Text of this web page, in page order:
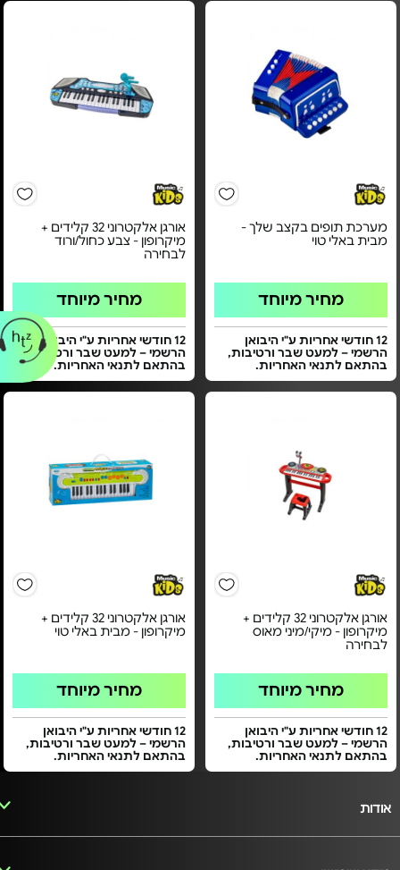
מערכת תופים בקצב שלך -
מבית באלי טוי
מחיר מיוחד
12 חודשי אחריות ע"י היבואן
הרשמי – למעט שבר ורטיבות,
בהתאם לתנאי האחריות.
אורגן אלקטרוני 32 קלידים +
מיקרופון - צבע כחול/ורוד
לבחירה
מחיר מיוחד
12 חודשי אחריות ע"י היבואן
הרשמי – למעט שבר ורטיבות,
בהתאם לתנאי האחריות.
אורגן אלקטרוני 32 קלידים +
מיקרופון - מיקי/מיני מאוס
לבחירה
מחיר מיוחד
12 חודשי אחריות ע"י היבואן
הרשמי – למעט שבר ורטיבות,
בהתאם לתנאי האחריות.
אורגן אלקטרוני 32 קלידים +
מיקרופון - מבית באלי טוי
מחיר מיוחד
12 חודשי אחריות ע"י היבואן
הרשמי – למעט שבר ורטיבות,
בהתאם לתנאי האחריות.
אודות